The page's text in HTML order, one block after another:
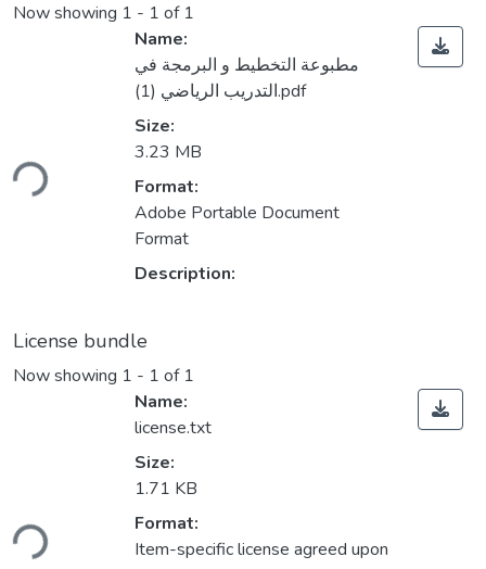
Now showing 1 - 1 of 1
Name:
مطبوعة التخطيط و البرمجة في
التدريب الرياضي (1).pdf
Size:
3.23 MB
Format:
Adobe Portable Document
Format
Description:
License bundle
Now showing 1 - 1 of 1
Name:
license.txt
Size:
1.71 KB
Format:
Item-specific license agreed upon